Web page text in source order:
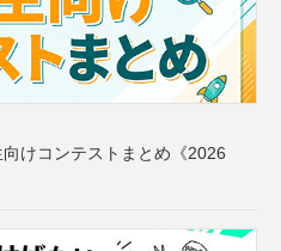
けコンテストまとめ《2026